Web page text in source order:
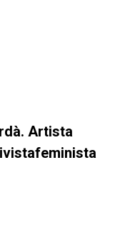
Artista